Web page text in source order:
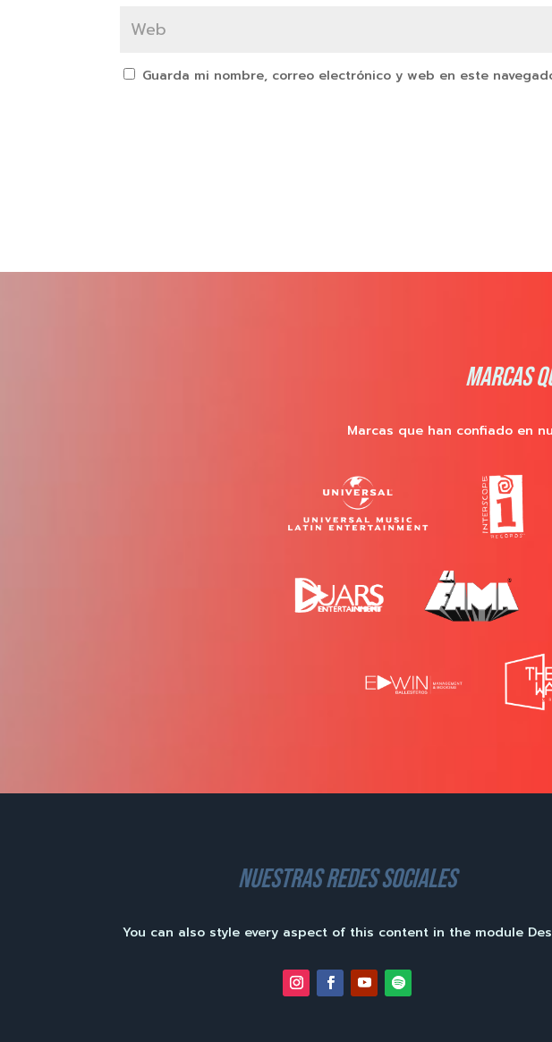
Guarda mi nombre, correo electrónico y web en este
MARCAS
Marcas que han confiado en
nuestras redes sociales
You can also style every aspect of this content in the module